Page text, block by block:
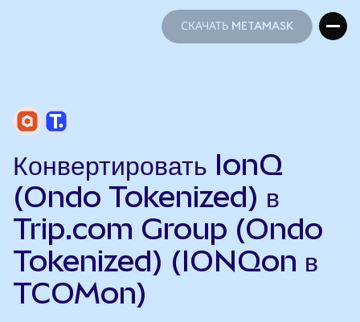
СКАЧАТЬ METAMASK
Конвертировать IonQ
(Ondo Tokenized) в
Trip.com Group (Ondo
Tokenized) (IONQon в
TCOMon)